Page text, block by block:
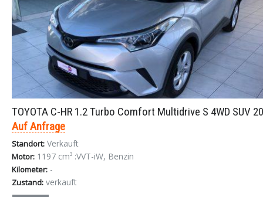
TOYOTA C-HR 1.2 Turbo Comfort Multidrive S 4WD SUV
Auf Anfrage
Standort: Verkauft
Motor: 1197 cm³ :VVT-iW, Benzin
Kilometer: -
Zustand: verkauft